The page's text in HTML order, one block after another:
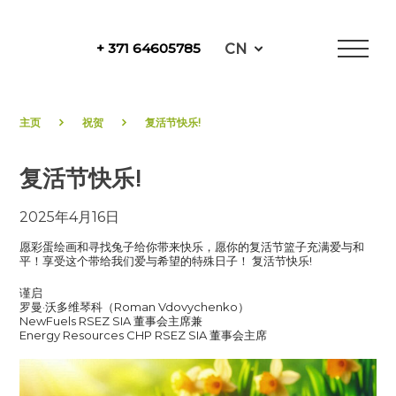
+ 371 64605785 CN
主页 祝贺 复活节快乐!
复活节快乐!
2025年4月16日
愿彩蛋绘画和寻找兔子给你带来快乐，愿你的复活节篮子充满爱与和
平！享受这个带给我们爱与希望的特殊日子！ 复活节快乐!
谨启
罗曼·沃多维琴科（Roman Vdovychenko）
NewFuels RSEZ SIA 董事会主席兼
Energy Resources CHP RSEZ SIA 董事会主席